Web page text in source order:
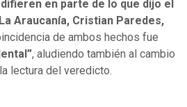
difieren en parte de lo que dijo el
Araucanía, Cristian Paredes,
de ambos hechos fue
, aludiendo también al cambio
lectura del veredicto.